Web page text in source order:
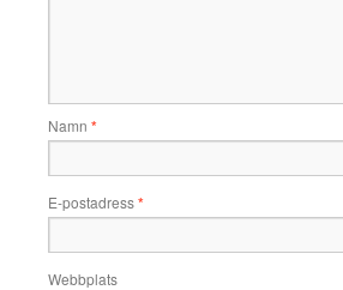
Namn *
E-postadress*
Webbplats